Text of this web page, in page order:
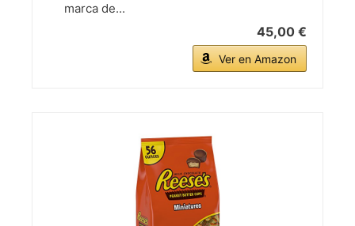
marca de...
45,00 €
Ver en Amazon